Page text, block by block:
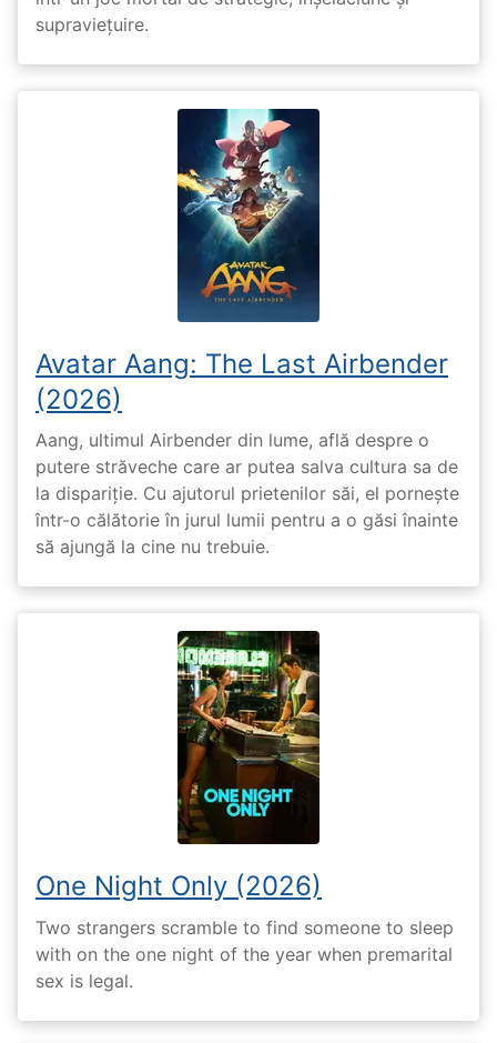
supraviețuire.
Avatar Aang: The Last Airbender
(2026)
Aang, ultimul Airbender din lume, află despre o
putere străveche care ar putea salva cultura sa de
la dispariție. Cu ajutorul prietenilor săi, el pornește
într-o călătorie în jurul lumii pentru a o găsi înainte
să ajungă la cine nu trebuie.
One Night Only (2026)
Two strangers scramble to find someone to sleep
with on the one night of the year when premarital
sex is legal.